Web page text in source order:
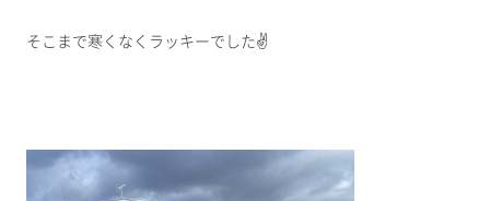
そこまで寒くなくラッキーでした✌️